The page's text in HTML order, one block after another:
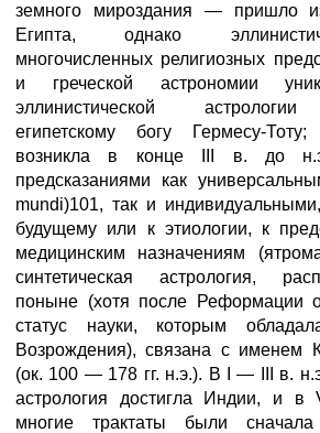
земного мироздания — пришло
Египта, однако
многочисленных религиозных
и греческой астрономии
эллинистической
египетскому богу Гермесу-
возникла в конце III в. до
предсказаниями как
mundi)101, так и
будущему или к этиологии, к
медицинским назначениям
синтетическая астрология,
поныне (хотя после Реформации
статус науки, которым
Возрождения), связана с именем
(ок. 100 — 178 гг. н.э.). В I — III в.
астрология достигла Индии, и
многие трактаты были